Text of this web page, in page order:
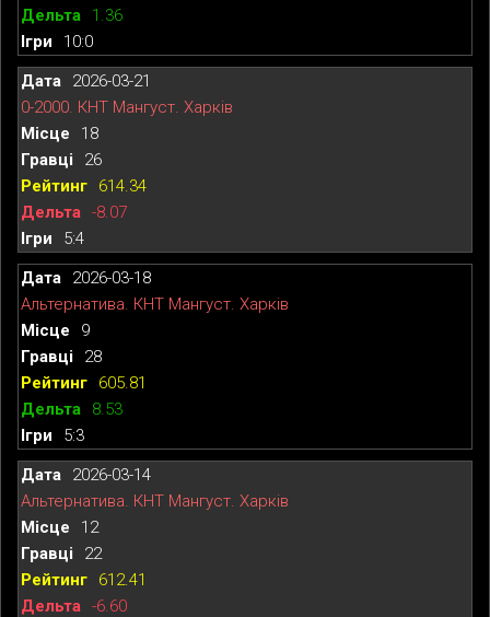
1.36
10:0
2026-03-21
0-2000. КНТ Мангуст. Харків
18
26
614.34
-8.07
5:4
2026-03-18
Альтернатива. КНТ Мангуст. Харків
9
28
605.81
8.53
5:3
2026-03-14
Альтернатива. КНТ Мангуст. Харків
12
22
612.41
-6.60